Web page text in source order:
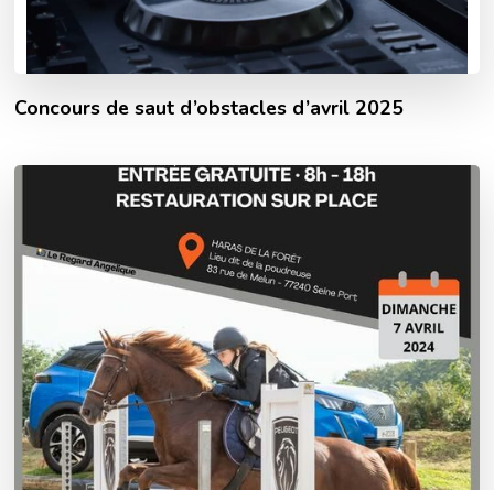
Concours de saut d’obstacles d’avril 2025